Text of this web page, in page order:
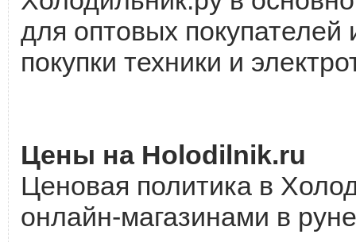
для оптовых
покупки техники и
Цены на Holodilnik.ru
Ценовая политика в
онлайн-магазинами в